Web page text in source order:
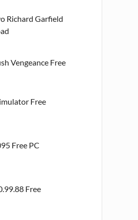
Richard Garfield
Vengeance Free
Free
Free PC
Free